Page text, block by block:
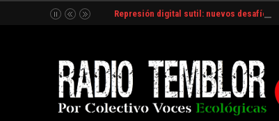
Represión digital sutil: nuevos desafíos